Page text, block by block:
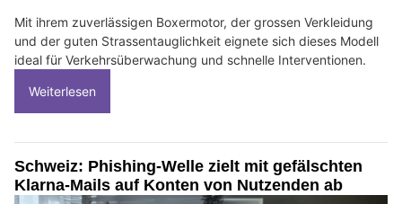
Mit ihrem zuverlässigen Boxermotor, der grossen Verkleidung
und der guten Strassentauglichkeit eignete sich dieses Modell
ideal für Verkehrsüberwachung und schnelle Interventionen.
Weiterlesen
Schweiz: Phishing-Welle zielt mit gefälschten
Klarna-Mails auf Konten von Nutzenden ab